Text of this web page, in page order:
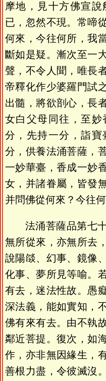
摩地，見十方佛宣
已，忽然不現。常啼
何來，今往何所，我
斷如是疑。漸次至一
聲，不令人聞，唯長
帝釋化作少婆羅門試
出髓，將欲剖心，長
女白父母同往，至
分，先持一分，詣
分，供養法涌菩薩，
一妙華臺，香成一妙
女，并諸眷屬，皆發
并問佛從何來？今往
法涌菩薩品第七
無所從來，亦無所去
說陽燄、幻事、鏡像
化事、夢所見等喻。
有去，迷法性故。愚
深法義，能如實知，
佛有來有去。由不執
鄰近菩提。復次，如
作，亦非無因緣生，
善根力盡，令彼滅沒